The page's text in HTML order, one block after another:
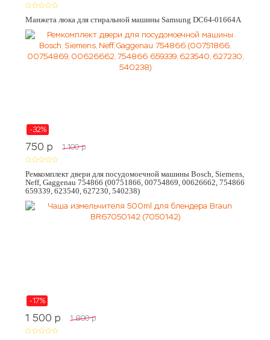
Манжета люка для стиральной машины Samsung DC64-01664A
-32%
750 p 1 100 p
Ремкомплект двери для посудомоечной машины Bosch, Siemens,
Neff, Gaggenau 754866 (00751866, 00754869, 00626662, 754866
659339, 623540, 627230, 540238)
-17%
1 500 p 1 800 p